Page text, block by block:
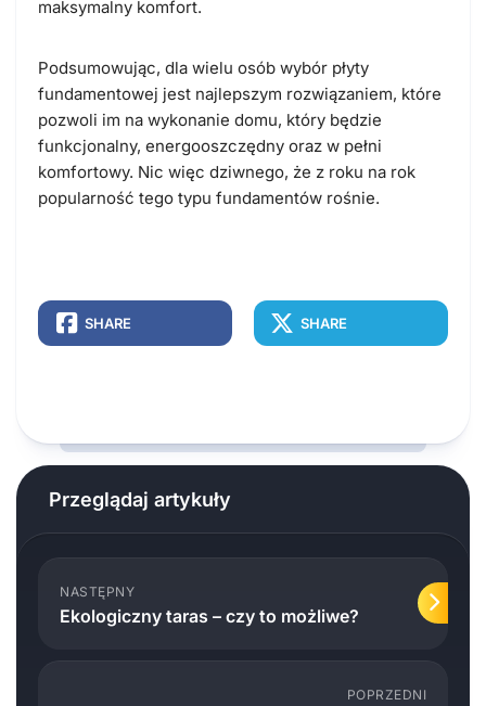
maksymalny komfort.
Podsumowując, dla wielu osób wybór płyty
fundamentowej jest najlepszym rozwiązaniem, które
pozwoli im na wykonanie domu, który będzie
funkcjonalny, energooszczędny oraz w pełni
komfortowy. Nic więc dziwnego, że z roku na rok
popularność tego typu fundamentów rośnie.
SHARE SHARE
Przeglądaj artykuły
NASTĘPNY
Ekologiczny taras – czy to możliwe?
POPRZEDNI